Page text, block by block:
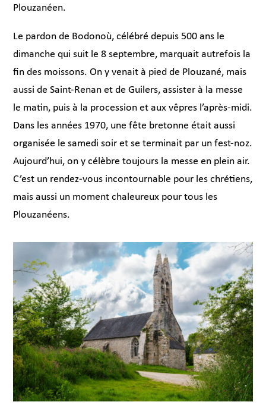
Plouzanéen.
Le pardon de Bodonoù, célébré depuis 500 ans le
dimanche qui suit le 8 septembre, marquait autrefois la
fin des moissons. On y venait à pied de Plouzané, mais
aussi de Saint-Renan et de Guilers, assister à la messe
le matin, puis à la procession et aux vêpres l’après-midi.
Dans les années 1970, une fête bretonne était aussi
organisée le samedi soir et se terminait par un fest-noz.
Aujourd’hui, on y célèbre toujours la messe en plein air.
C’est un rendez-vous incontournable pour les chrétiens,
mais aussi un moment chaleureux pour tous les
Plouzanéens.